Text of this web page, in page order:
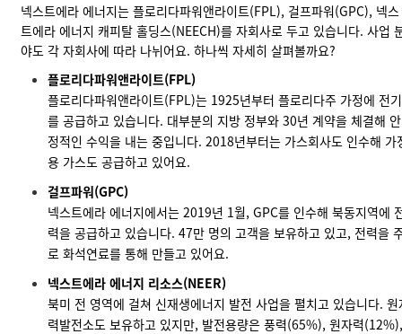
넥스트에라 에너지는 플로리다파워앤라이트(FPL), 걸프파워(GPC), 넥스
트에라 에너지 캐피탈 홀딩스(NEECH)를 자회사로 두고 있습니다. 사업
야도 각 자회사에 따라 나뉘어요. 하나씩 자세히 살펴볼까요?
플로리다파워앤라이트(FPL)
플로리다파워앤라이트(FPL)는 1925년부터 플로리다주 가정에 전기
를 공급하고 있습니다. 대부분의 지방 정부와 30년 계약을 체결해 안
정적인 수익을 내는 중입니다. 2018년부터는 가스회사도 인수해 가
용 가스도 공급하고 있어요.
걸프파워(GPC)
넥스트에라 에너지에서는 2019년 1월, GPC를 인수해 북동지역에
력을 공급하고 있습니다. 47만 명의 고객을 보유하고 있고, 전력을
로 화석연료를 통해 만들고 있어요.
넥스트에라 에너지 리소스(NEER)
북미 전 영역에 걸쳐 신재생에너지 발전 사업을 펼치고 있습니다. 원
력발전소도 보유하고 있지만, 발전용량은 풍력(65%), 원자력(12%),